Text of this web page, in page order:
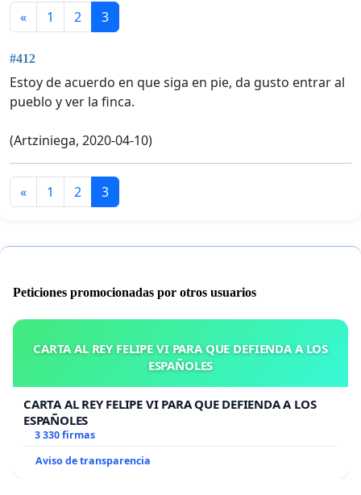
« 1 2 3
#412
Estoy de acuerdo en que siga en pie, da gusto entrar al
pueblo y ver la finca.
(Artziniega, 2020-04-10)
« 1 2 3
Peticiones promocionadas por otros usuarios
CARTA AL REY FELIPE VI PARA QUE DEFIENDA A LOS
ESPAÑOLES
CARTA AL REY FELIPE VI PARA QUE DEFIENDA A LOS
ESPAÑOLES
3 330 firmas
Aviso de transparencia